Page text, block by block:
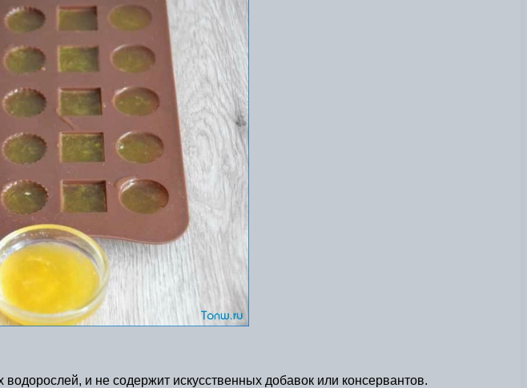
и не содержит искусственных добавок или консервантов.